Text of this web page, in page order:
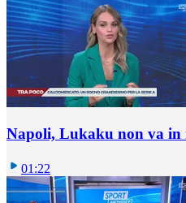
Napoli, Lukaku non va
01:22